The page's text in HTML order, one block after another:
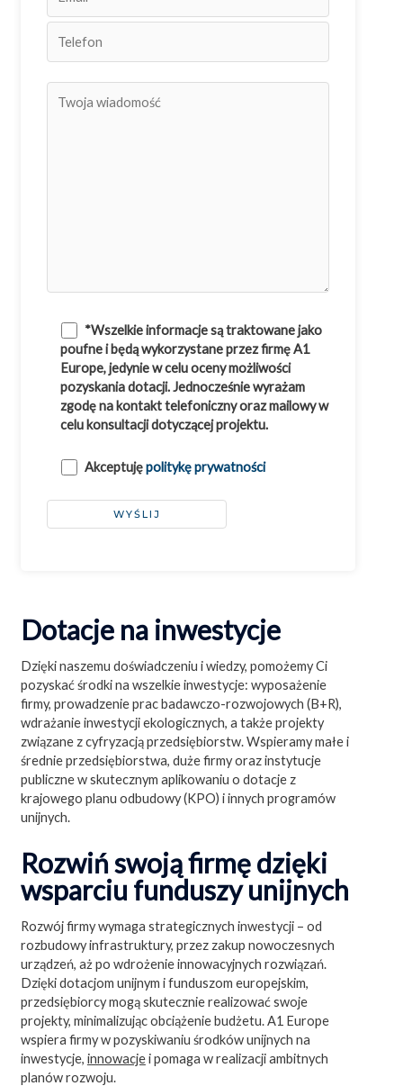
*Wszelkie informacje są traktowane jako
poufne i będą wykorzystane przez firmę A1
Europe, jedynie w celu oceny możliwości
pozyskania dotacji. Jednocześnie wyrażam
zgodę na kontakt telefoniczny oraz mailowy w
celu konsultacji dotyczącej projektu.
Akceptujępolitykę prywatności
Dotacje na inwestycje
Dzięki naszemu doświadczeniu i wiedzy, pomożemy Ci
pozyskać środki na wszelkie inwestycje: wyposażenie
firmy, prowadzenie prac badawczo-rozwojowych (B+R),
wdrażanie inwestycji ekologicznych, a także projekty
związane z cyfryzacją przedsiębiorstw. Wspieramy małe i
średnie przedsiębiorstwa, duże firmy oraz instytucje
publiczne w skutecznym aplikowaniu o dotacje z
krajowego planu odbudowy (KPO) i innych programów
unijnych.
Rozwiń swoją firmę dzięki
wsparciu funduszy unijnych
Rozwój firmy wymaga strategicznych inwestycji – od
rozbudowy infrastruktury, przez zakup nowoczesnych
urządzeń, aż po wdrożenie innowacyjnych rozwiązań.
Dzięki dotacjom unijnym i funduszom europejskim,
przedsiębiorcy mogą skutecznie realizować swoje
projekty, minimalizując obciążenie budżetu. A1 Europe
wspiera firmy w pozyskiwaniu środków unijnych na
inwestycje, innowacjei pomaga w realizacji ambitnych
planów rozwoju.